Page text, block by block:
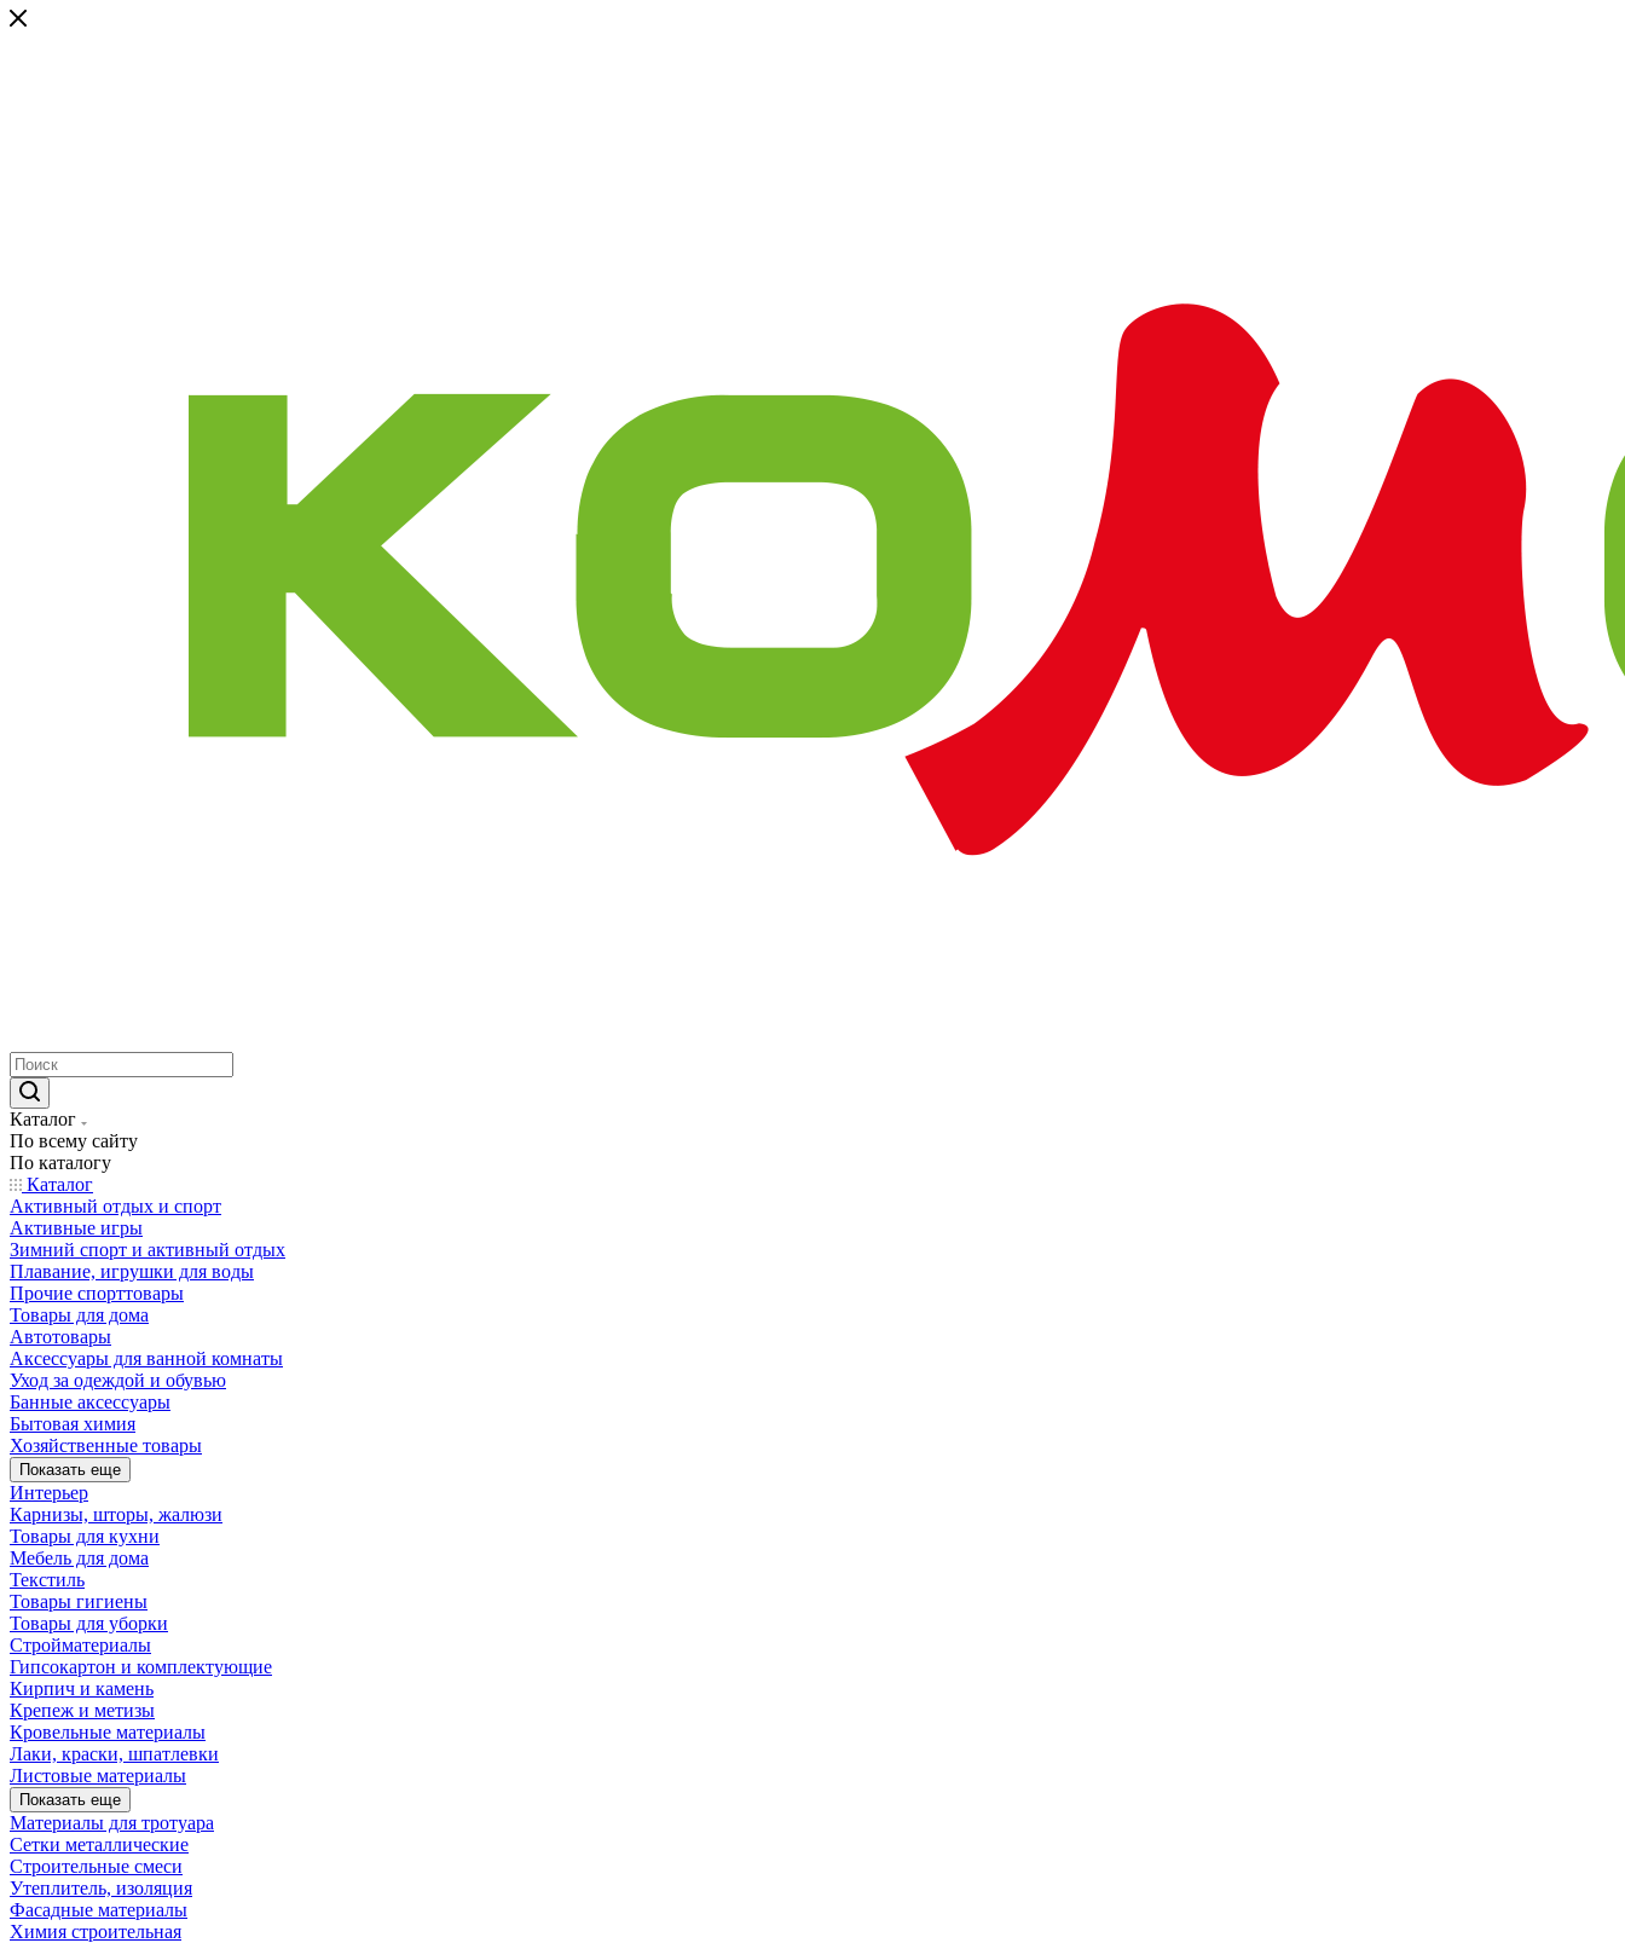
Каталог
По всему сайту
По каталогу
Каталог
Активный отдых и спорт
Активные игры
Зимний спорт и активный отдых
Плавание, игрушки для воды
Прочие спорттовары
Товары для дома
Автотовары
Аксессуары для ванной комнаты
Уход за одеждой и обувью
Банные аксессуары
Бытовая химия
Хозяйственные товары
Показать еще
Интерьер
Карнизы, шторы, жалюзи
Товары для кухни
Мебель для дома
Текстиль
Товары гигиены
Товары для уборки
Стройматериалы
Гипсокартон и комплектующие
Кирпич и камень
Крепеж и метизы
Кровельные материалы
Лаки, краски, шпатлевки
Листовые материалы
Показать еще
Материалы для тротуара
Сетки металлические
Строительные смеси
Утеплитель, изоляция
Фасадные материалы
Химия строительная